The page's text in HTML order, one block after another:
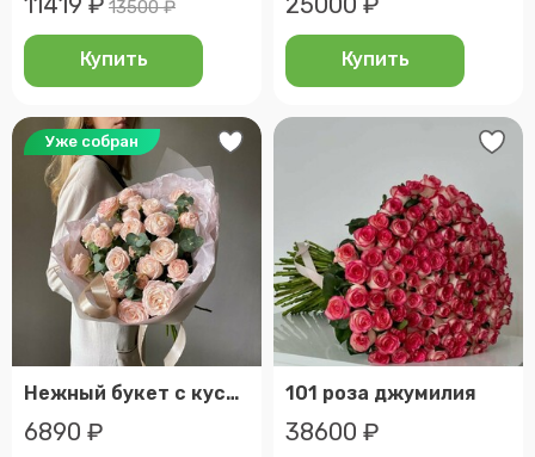
13500 ₽
Купить Купить
Уже собран
Нежный букет с кустовыми пудровыми розами и эвкалиптом
6890 ₽
101 роза джумилия
38600 ₽